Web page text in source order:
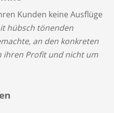
Kunden keine Ausflüge
hübsch tönenden
an den konkreten
ihren Profit und nicht um